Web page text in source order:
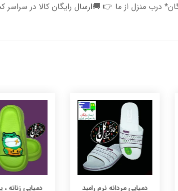
درب منزل از ما 👉 🚚ارسال رایگان کالا در سراسر
دمپایی مردانه نرم رامبد
دمپایی زنانه ،